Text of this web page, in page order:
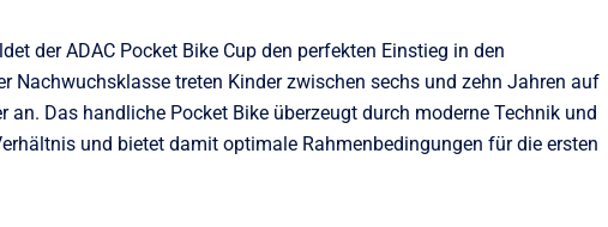
der ADAC Pocket Bike Cup den perfekten Einstieg in den
Nachwuchsklasse treten Kinder zwischen sechs und zehn Jahren auf
an. Das handliche Pocket Bike überzeugt durch moderne Technik und
und bietet damit optimale Rahmenbedingungen für die ersten